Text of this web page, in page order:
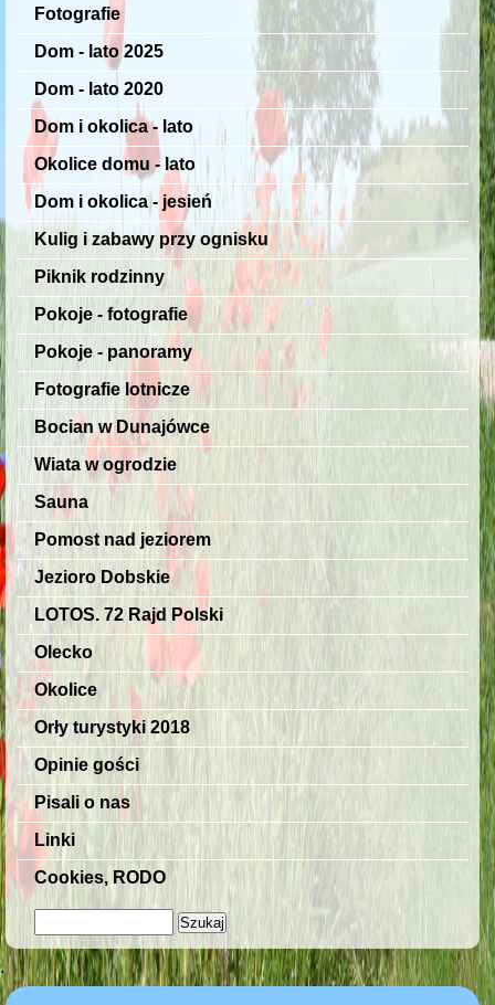
Fotografie
Dom - lato 2025
Dom - lato 2020
Dom i okolica - lato
Okolice domu - lato
Dom i okolica - jesień
Kulig i zabawy przy ognisku
Piknik rodzinny
Pokoje - fotografie
Pokoje - panoramy
Fotografie lotnicze
Bocian w Dunajówce
Wiata w ogrodzie
Sauna
Pomost nad jeziorem
Jezioro Dobskie
LOTOS. 72 Rajd Polski
Olecko
Okolice
Orły turystyki 2018
Opinie gości
Pisali o nas
Linki
Cookies, RODO
.